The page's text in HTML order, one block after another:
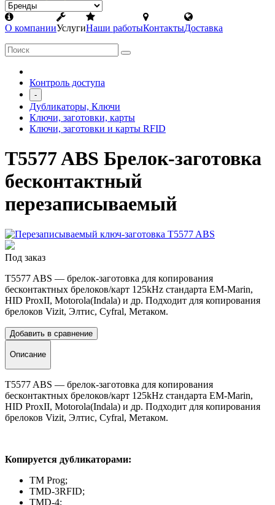
О компанииУслугиНаши работыКонтактыДоставка
Контроль доступа
-
Дубликаторы, Ключи
Ключи, заготовки, карты
Ключи, заготовки и карты RFID
T5577 ABS Брелок-заготовка
бесконтактный
перезаписываемый
Под заказ
T5577 ABS — брелок-заготовка для копирования
бесконтактных брелоков/карт 125kHz стандарта EM-Marin,
HID ProxII, Motorola(Indala) и др. Подходит для копирования
брелоков Vizit, Элтис, Cyfral, Метаком.
Добавить в сравнение
Описание
T5577 ABS — брелок-заготовка для копирования
бесконтактных брелоков/карт 125kHz стандарта EM-Marin,
HID ProxII, Motorola(Indala) и др. Подходит для копирования
брелоков Vizit, Элтис, Cyfral, Метаком.
Копируется дубликаторами:
TM Prog;
TMD-3RFID;
TMD-4;